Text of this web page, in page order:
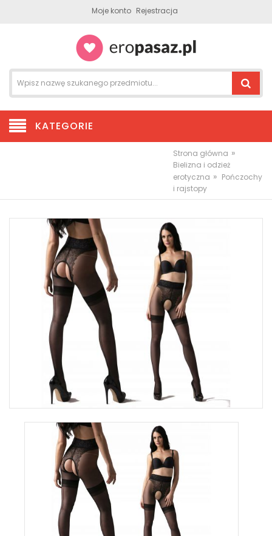
Moje konto Rejestracja
KATEGORIE
Strona główna »
Bielizna i odzież
erotyczna » Pończochy
i rajstopy